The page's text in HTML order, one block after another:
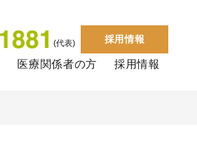
(代表) 採用情報
採用情報
医療関係者の方